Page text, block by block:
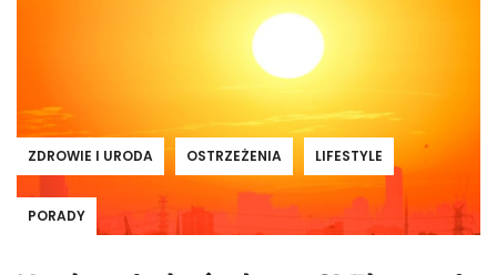
ZDROWIE I URODA OSTRZEŻENIA LIFESTYLE
PORADY